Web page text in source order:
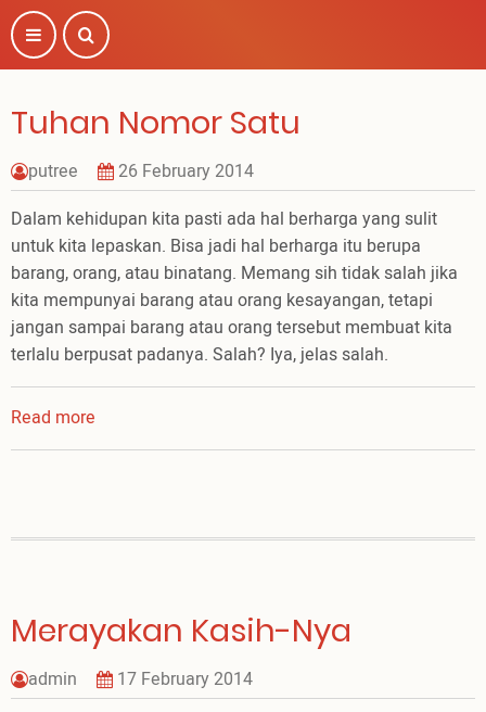
Skip
to
main
Tuhan Nomor Satu
putree
26 February 2014
Dalam kehidupan kita pasti ada hal berharga yang sulit
untuk kita lepaskan. Bisa jadi hal berharga itu berupa
barang, orang, atau binatang. Memang sih tidak salah jika
kita mempunyai barang atau orang kesayangan, tetapi
jangan sampai barang atau orang tersebut membuat kita
terlalu berpusat padanya. Salah? Iya, jelas salah.
Read more
Tuhan
Merayakan Kasih-Nya
admin
17 February 2014